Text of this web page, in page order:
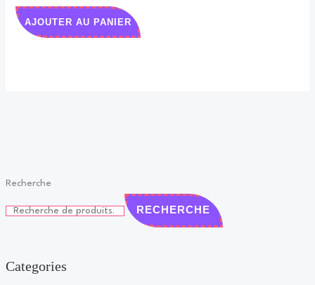
Recherche
RECHERCHE
Categories
Note
5.00
sur 5
AJOUTER AU PANIER